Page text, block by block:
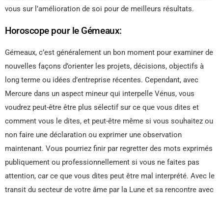
vous sur l’amélioration de soi pour de meilleurs résultats.
Horoscope pour le Gémeaux:
Gémeaux, c’est généralement un bon moment pour examiner de
nouvelles façons d’orienter les projets, décisions, objectifs à
long terme ou idées d’entreprise récentes. Cependant, avec
Mercure dans un aspect mineur qui interpelle Vénus, vous
voudrez peut-être être plus sélectif sur ce que vous dites et
comment vous le dites, et peut-être même si vous souhaitez ou
non faire une déclaration ou exprimer une observation
maintenant. Vous pourriez finir par regretter des mots exprimés
publiquement ou professionnellement si vous ne faites pas
attention, car ce que vous dites peut être mal interprété. Avec le
transit du secteur de votre âme par la Lune et sa rencontre avec